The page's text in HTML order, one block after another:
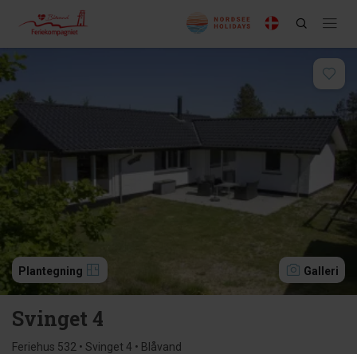
Plantegning Galleri
Svinget 4
Feriehus 532 • Svinget 4 • Blåvand